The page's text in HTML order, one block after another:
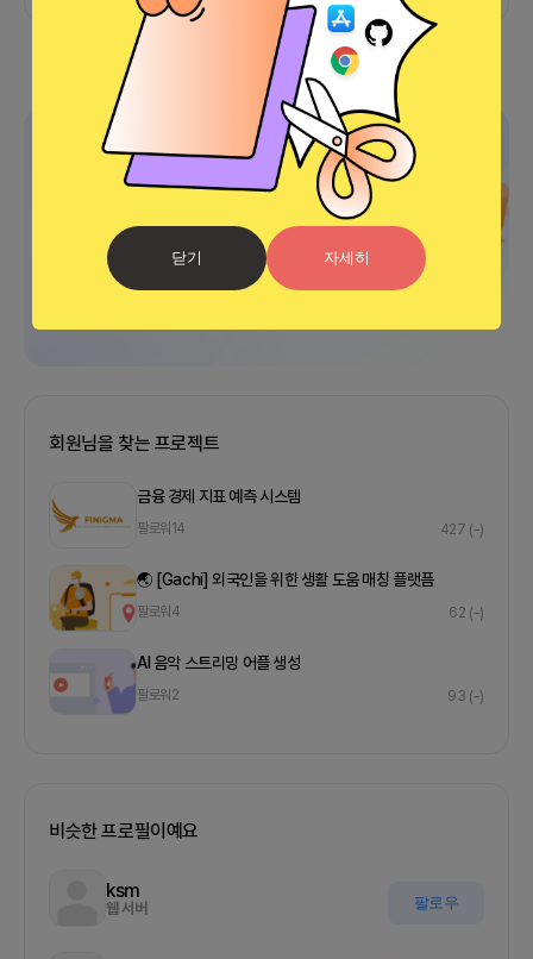
닫기 자세히
회원님을 찾는 프로젝트
금융 경제 지표 예측 시스템
팔로워 14 427 (-)
🌏 [Gachi] 외국인을 위한 생활 도움 매칭 플랫픔
팔로워 4 62 (-)
AI 음악 스트리밍 어플 생성
팔로워 2 93 (-)
비슷한 프로필이예요
ksm
웹 서버 팔로우